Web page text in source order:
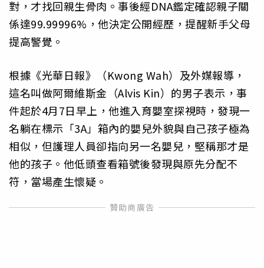
對，才找回親生骨肉。事後經DNA鑑定確認親子關
係達99.99996%，他決定公開經歷，提醒新手父母
提高警覺。
根據《光華日報》（Kwong Wah）及外媒報導，
這名叫做阿爾維斯金（Alvis Kin）的男子表示，事
件起於4月7日早上，他進入育嬰室探視時，發現一
名躺在標示「3A」箱內的嬰兒外貌與自己孩子極為
相似，但護理人員卻指向另一名嬰兒，堅稱那才是
他的孩子。他低頭查看箱號後發現與原先分配不
符，當場產生懷疑。